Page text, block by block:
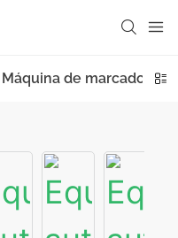
Máquina de marcado